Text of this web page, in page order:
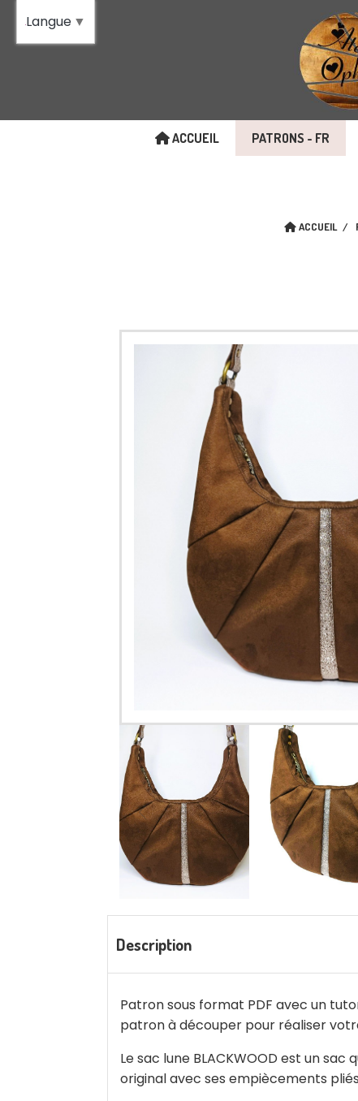
ACCUEIL PATRONS - FR
ACCUEIL
Description
Patron sous format PDF avec un
patron à découper pour réaliser
Le sac lune BLACKWOOD est un
original avec ses empiècements
Langue ▼